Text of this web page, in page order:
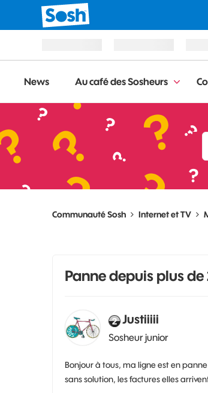
News Au café des Sosheurs
Communauté Sosh Internet et TV
Panne depuis plus
Justiiiii
Sosheur junior
Bonjour à tous, ma ligne est en
sans solution, les factures elles